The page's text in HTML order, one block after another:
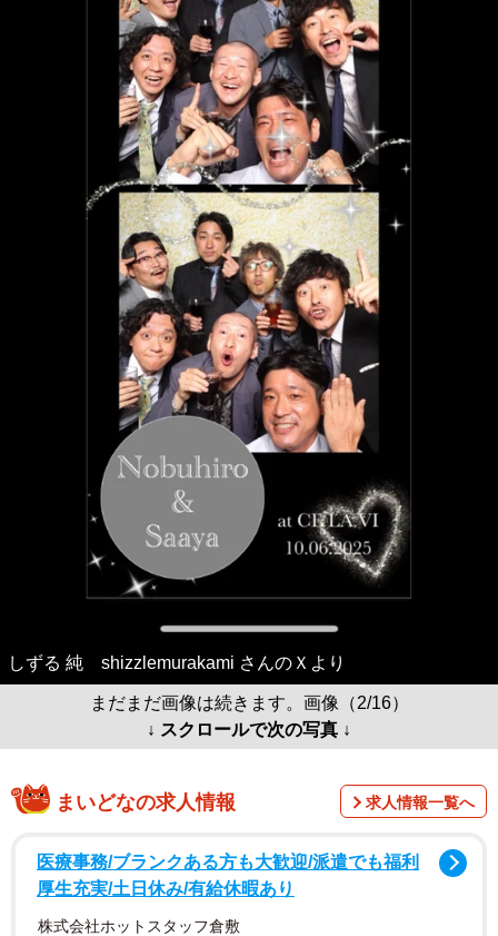
しずる 純 shizzlemurakami さんのＸより
まだまだ画像は続きます。画像（2/16）
↓ スクロールで次の写真 ↓
まいどなの求人情報 求人情報一覧へ
医療事務/ブランクある方も大歓迎/派遣でも福利
厚生充実/土日休み/有給休暇あり
株式会社ホットスタッフ倉敷